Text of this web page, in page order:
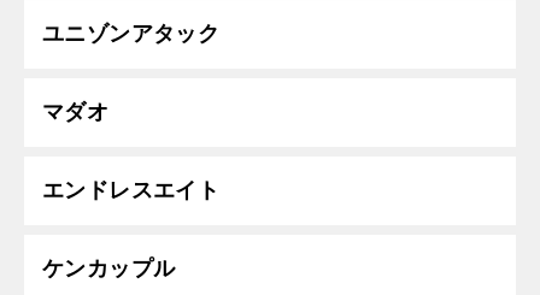
ユニゾンアタック
マダオ
エンドレスエイト
ケンカップル